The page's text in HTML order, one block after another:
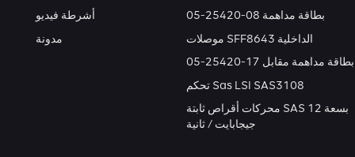
أشرطة فيديو
مدونة
بطاقة مداهمة 08-25420-05
موصلات SFF8643 الداخلية
بطاقة مداهمة مقابل 17-25420-05
تحكم Sas LSI SAS3108
محركات أقراص ثابتة SAS بسعة 12
جيجابايت / ثانية